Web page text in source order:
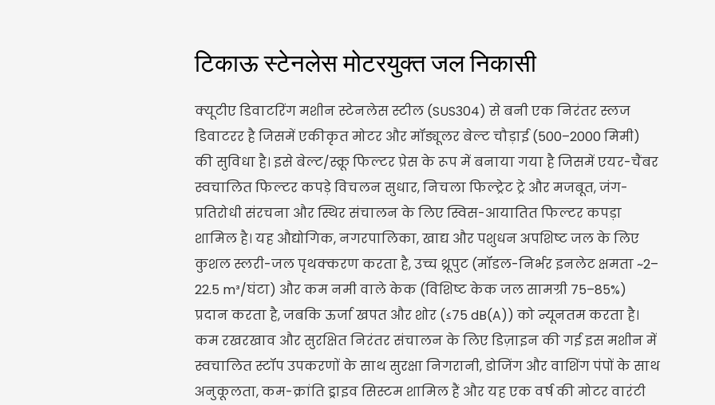
टिकाऊ स्टेनलेस मोटरयुक्त जल निकासी
क्यूटीए डिवाटरिंग मशीन स्टेनलेस स्टील (SUS304) से बनी एक निरंतर स्लज
डिवाटरर है जिसमें एकीकृत मोटर और मॉड्यूलर बेल्ट चौड़ाई (500–2000 मिमी)
की सुविधा है। इसे बेल्ट/स्क्रू फिल्टर प्रेस के रूप में बनाया गया है जिसमें एयर-चैंबर
स्वचालित फिल्टर कपड़े विचलन सुधार, निचला फिल्ट्रेट ट्रे और मजबूत, जंग-
प्रतिरोधी संरचना और स्थिर संचालन के लिए स्विस-आयातित फिल्टर कपड़ा
शामिल है। यह औद्योगिक, नगरपालिका, खाद्य और पशुधन अपशिष्ट जल के लिए
कुशल स्लरी-जल पृथक्करण करता है, उच्च थ्रूपुट (मॉडल-निर्भर इनलेट क्षमता ~2–
22.5 m³/घंटा) और कम नमी वाले केक (विशिष्ट केक जल सामग्री 75–85%)
प्रदान करता है, जबकि ऊर्जा खपत और शोर (≤75 dB(A)) को न्यूनतम करता है।
कम रखरखाव और सुरक्षित निरंतर संचालन के लिए डिज़ाइन की गई इस मशीन में
स्वचालित स्टॉप उपकरणों के साथ सुरक्षा निगरानी, ​​डोजिंग और वाशिंग पंपों के साथ
अनुकूलता, कम-क्रांति ड्राइव सिस्टम शामिल हैं और यह एक वर्ष की मोटर वारंटी